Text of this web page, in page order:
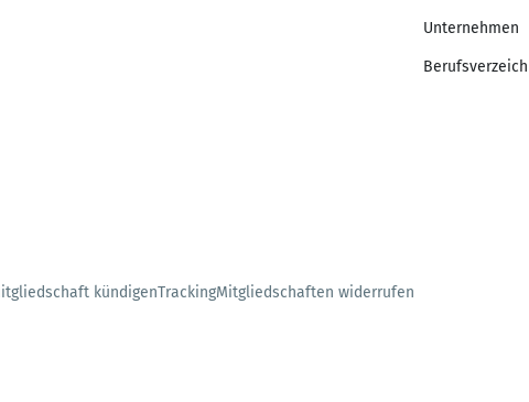
Unternehmen
kündigenTrackingMitgliedschaften widerrufen